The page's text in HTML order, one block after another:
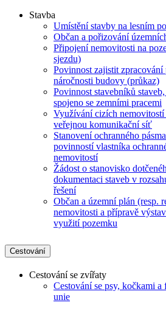
Stavba
Umístění stavby na lesním
Občan a pořizování
Připojení nemovitosti na
sjezdu)
Povinnost zajistit zpracování
náročnosti budovy (průkaz)
Povinnost stavebníků
spojeno se zemními pracemi
Využívání cizích
veřejnou komunikační síť
Stanovení ochranného
povinností vlastníka
nemovitostí
Žádost o stanovisko
dokumentaci staveb v
řešení
Občan a územní plán (resp.
nemovitosti a přípravě
využití pozemku
Cestování
Cestování se zvířaty
Cestování se psy, kočkami
unie